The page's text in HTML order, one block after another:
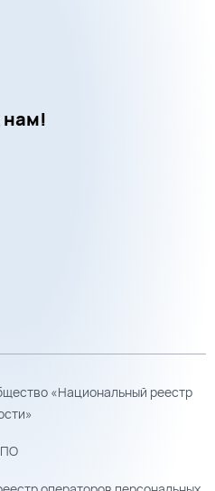
нам!
«Национальный реестр
ПО